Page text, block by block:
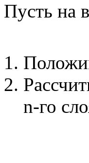
Пусть на
n-го